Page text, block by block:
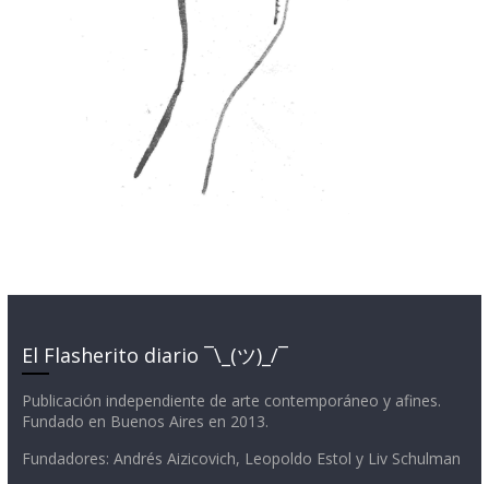
El Flasherito diario ¯\_(ツ)_/¯
Publicación independiente de arte contemporáneo y afines.
Fundado en Buenos Aires en 2013.
Fundadores: Andrés Aizicovich, Leopoldo Estol y Liv Schulman